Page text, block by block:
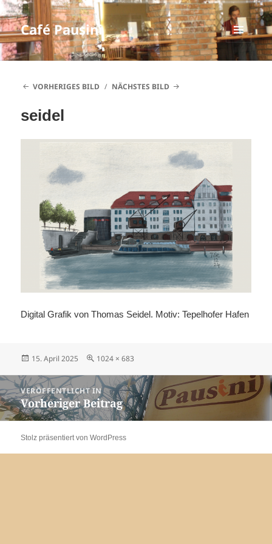
Café Pausini
UND
VORHERIGES BILD
NÄCHSTES BILD
seidel
Digital Grafik von Thomas Seidel. Motiv: Tepelhofer Hafen
Veröffentlicht
15. April 2025 Originalgröße
1024 × 683
Beitragsnavigation
VERÖFFENTLICHT IN
Vorheriger Beitrag
Stolz präsentiert von WordPress